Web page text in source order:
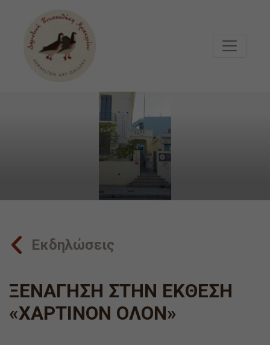
Εκδηλώσεις
ΞΕΝΆΓΗΣΗ ΣΤΗΝ ΈΚΘΕΣΗ
«ΧΆΡΤΙΝΟΝ ΌΛΟΝ»